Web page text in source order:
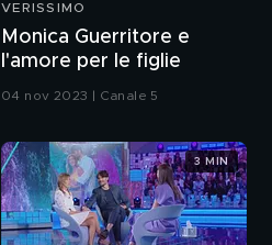
VERISSIMO
Monica Guerritore e
l'amore per le figlie
04 nov 2023 | Canale 5
3 MIN